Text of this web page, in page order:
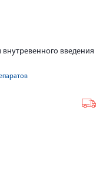
введения